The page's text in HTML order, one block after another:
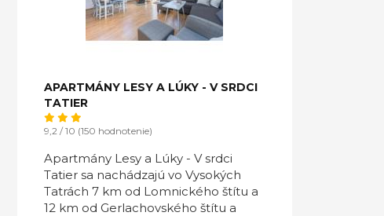
APARTMÁNY LESY A LÚKY - V SRDCI
TATIER
9,2 / 10 (150 hodnotenie)
Apartmány Lesy a Lúky - V srdci
Tatier sa nachádzajú vo Vysokých
Tatrách 7 km od Lomnického štítu a
12 km od Gerlachovského štítu a